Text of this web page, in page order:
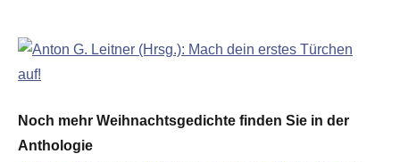
Noch mehr Weihnachtsgedichte finden Sie in der
Anthologie